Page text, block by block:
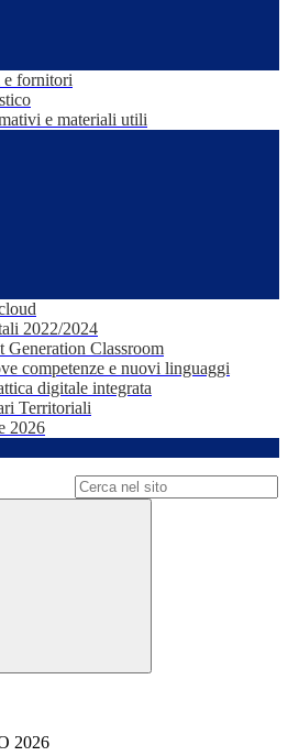
e fornitori
e materiali utili
2022/2024
Classroom
competenze e nuovi linguaggi
digitale integrata
Territoriali
2026
2026